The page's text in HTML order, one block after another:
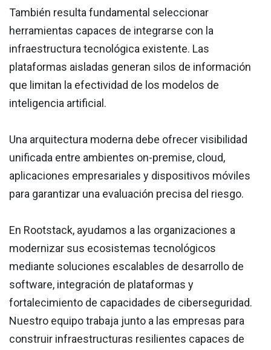
También resulta fundamental seleccionar
herramientas capaces de integrarse con la
infraestructura tecnológica existente. Las
plataformas aisladas generan silos de información
que limitan la efectividad de los modelos de
inteligencia artificial.
Una arquitectura moderna debe ofrecer visibilidad
unificada entre ambientes on-premise, cloud,
aplicaciones empresariales y dispositivos móviles
para garantizar una evaluación precisa del riesgo.
En Rootstack, ayudamos a las organizaciones a
modernizar sus ecosistemas tecnológicos
mediante soluciones escalables de desarrollo de
software, integración de plataformas y
fortalecimiento de capacidades de ciberseguridad.
Nuestro equipo trabaja junto a las empresas para
construir infraestructuras resilientes capaces de